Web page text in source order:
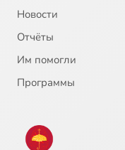
Новости
Отчёты
Им помогли
Программы